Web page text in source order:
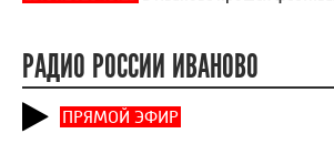
РАДИО РОССИИ ИВАНОВО
ПРЯМОЙ ЭФИР